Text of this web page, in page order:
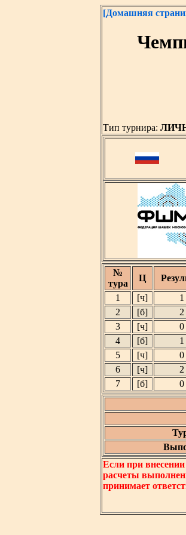
[Домашняя
Тип турнира:
№
тура
Ц
1
[ч] 1
2
[б] 2
3
[ч] 0
4
[б] 1
5
[ч] 0
6
[ч] 2
7
[б] 0
Если при
расчеты
принимает